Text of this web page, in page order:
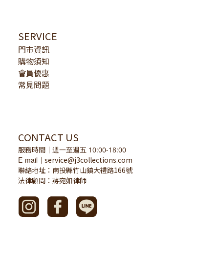
SERVICE
門市資訊
購物須知
會員優惠
常見問題
CONTACT US
服務時間 ｜ 週一至週五 10:00-18:00
E-mail ｜ service@j3collections.com
聯絡地址：南投縣竹山鎮大禮路166號
法律顧問：蔣宛如律師